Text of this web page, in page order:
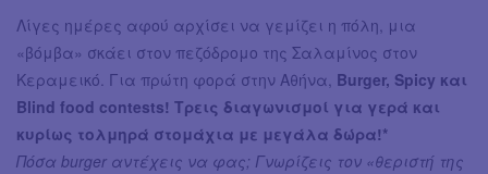
Λίγες ημέρες αφού αρχίσει να γεμίζει η πόλη, μια
«βόμβα» σκάει στον πεζόδρομο της Σαλαμίνος στον
Κεραμεικό. Για πρώτη φορά στην Αθήνα, Burger, Spicy και
Blind food contests! Tρεις διαγωνισμοί για γερά και
κυρίως τολμηρά στομάχια με μεγάλα δώρα!*
Πόσα burger αντέχεις να φας; Γνωρίζεις τον «θεριστή της